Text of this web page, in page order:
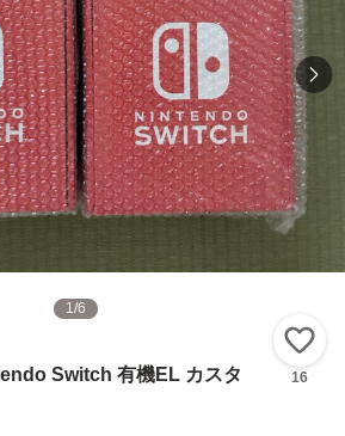
1/6
Switch 有機EL カスタ
16